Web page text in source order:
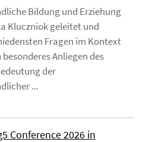
Bildung und Erziehung
Kluczniok geleitet und
Fragen im Kontext
Anliegen des
der
...
Conference 2026 in